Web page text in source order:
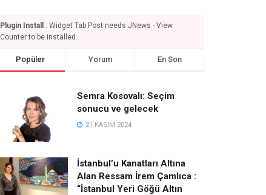
Plugin Install
: Widget Tab Post needs JNews - View
Counter to be installed
Popüler Yorum En Son
Semra Kosovalı: Seçim
sonucu ve gelecek
21 KASIM 2024
İstanbul’u Kanatları Altına
Alan Ressam İrem Çamlıca :
“İstanbul Yeri Göğü Altın